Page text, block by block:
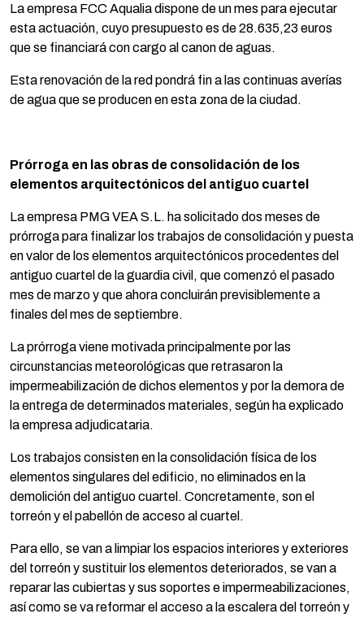
La empresa FCC Aqualia dispone de un mes para ejecutar
esta actuación, cuyo presupuesto es de 28.635,23 euros
que se financiará con cargo al canon de aguas.
Esta renovación de la red pondrá fin a las continuas averías
de agua que se producen en esta zona de la ciudad.
Prórroga en las obras de consolidación de los
elementos arquitectónicos del antiguo cuartel
La empresa PMG VEA S.L. ha solicitado dos meses de
prórroga para finalizar los trabajos de consolidación y puesta
en valor de los elementos arquitectónicos procedentes del
antiguo cuartel de la guardia civil, que comenzó el pasado
mes de marzo y que ahora concluirán previsiblemente a
finales del mes de septiembre.
La prórroga viene motivada principalmente por las
circunstancias meteorológicas que retrasaron la
impermeabilización de dichos elementos y por la demora de
la entrega de determinados materiales, según ha explicado
la empresa adjudicataria.
Los trabajos consisten en la consolidación física de los
elementos singulares del edificio, no eliminados en la
demolición del antiguo cuartel. Concretamente, son el
torreón y el pabellón de acceso al cuartel.
Para ello, se van a limpiar los espacios interiores y exteriores
del torreón y sustituir los elementos deteriorados, se van a
reparar las cubiertas y sus soportes e impermeabilizaciones,
así como se va reformar el acceso a la escalera del torreón y